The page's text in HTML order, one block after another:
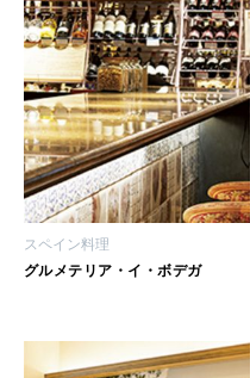
スペイン料理
グルメテリア・イ・ボデガ